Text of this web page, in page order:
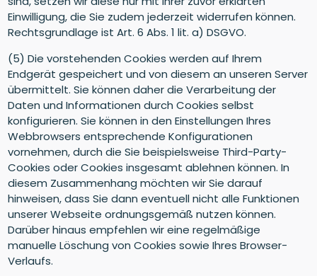
Einwilligung, die Sie zudem jederzeit widerrufen können.
Rechtsgrundlage ist Art. 6 Abs. 1 lit. a) DSGVO.
(5) Die vorstehenden Cookies werden auf Ihrem
Endgerät gespeichert und von diesem an unseren Server
übermittelt. Sie können daher die Verarbeitung der
Daten und Informationen durch Cookies selbst
konfigurieren. Sie können in den Einstellungen Ihres
Webbrowsers entsprechende Konfigurationen
vornehmen, durch die Sie beispielsweise Third-Party-
Cookies oder Cookies insgesamt ablehnen können. In
diesem Zusammenhang möchten wir Sie darauf
hinweisen, dass Sie dann eventuell nicht alle Funktionen
unserer Webseite ordnungsgemäß nutzen können.
Darüber hinaus empfehlen wir eine regelmäßige
manuelle Löschung von Cookies sowie Ihres Browser-
Verlaufs.